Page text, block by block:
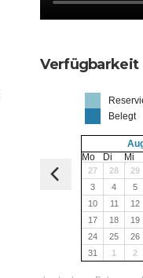
Verfügbarkeit
Belegt
Mo
Di Mi
27 28 29
3
4 5
10
11 12
17
18 19
24
25 26
31
1 2